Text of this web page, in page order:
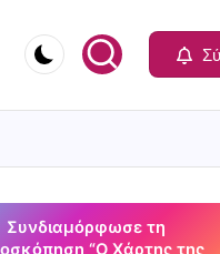
Συνδιαμόρφωσε τη
“Ο Χάρτης της